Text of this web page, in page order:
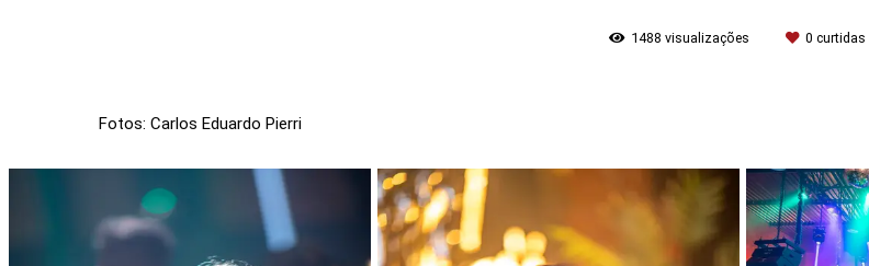
1488 visualizações 0 curtidas
Fotos: Carlos Eduardo Pierri